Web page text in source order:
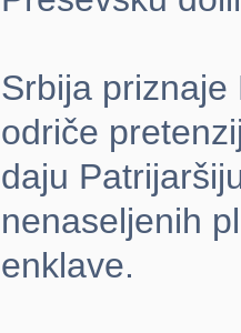
Srbija
odriče
daju
nenaseljenih
enklave.